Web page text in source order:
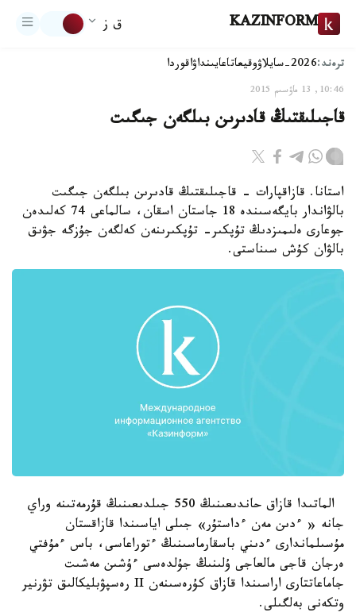
KAZINFORM ق ز
ترەند:2026-سايلاۋ وقيعاتاعايىنداۋاقوردا
10:46, 13 ماۋسىم 2015
قاجىلىقتىڭ قادىرىن بىلگەن جىگىت
استانا. قازاقپارات - قاجىلىقتىڭ قادىرىن بىلگەن جىگىت
بالۋاندار بايگەسىندە 18 جاستان اسقان، سالماعى 74 كەلىدەن
جوعارى ەلىمىزدىڭ تۇپكىر- تۇپكىرىنەن كەلگەن جۇزگە جۋىق
بالۋان كۇش سىناستى.
الماتىدا قازاق حاندىعىنىڭ 550 جىلدىعىنىڭ قۇرمەتىنە وراي
جانە « ءدىن مەن ءداستۇر» جىلى اياسىندا قازاقستان
مۇسىلماندارى ءدىني باسقارماسىنىڭ ءتوراعاسى، باس ءمۇفتي
ەرجان قاجى مالعاجى ۇلىنىڭ جۇلدەسى ءۇشىن مەشىت
جاماعاتتارى اراسىندا قازاق كۇرەسىنەن II رەسپۋبليكالىق تۋرنير
وتكەنى بەلگىلى.